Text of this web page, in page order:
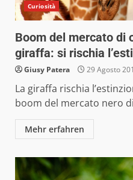
Curiosità
Boom del mercato di
giraffa: si rischia
Giusy Patera 29 Agosto
La giraffa rischia
boom del mercato nero
Mehr erfahren